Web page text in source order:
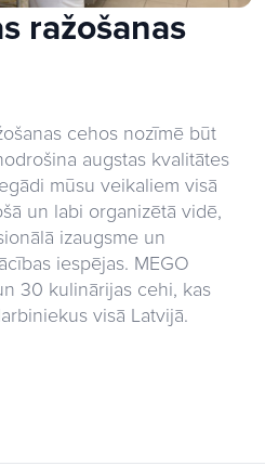
ražošanas
cehos nozīmē būt
augstas kvalitātes
mūsu veikaliem visā
un labi organizētā vidē,
izaugsme un
iespējas. MEGO
30 kulinārijas cehi, kas
visā Latvijā.